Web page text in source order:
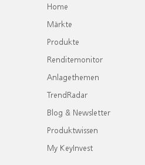
Home
Märkte
Produkte
Renditemonitor
Anlagethemen
TrendRadar
Blog & Newsletter
Produktwissen
My KeyInvest